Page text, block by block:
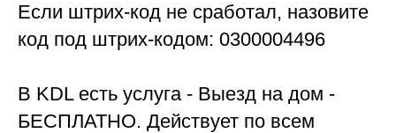
Если штрих-код не сработал, назовите
код под штрих-кодом: 0300004496
В KDL есть услуга - Выезд на дом -
БЕСПЛАТНО. Действует по всем